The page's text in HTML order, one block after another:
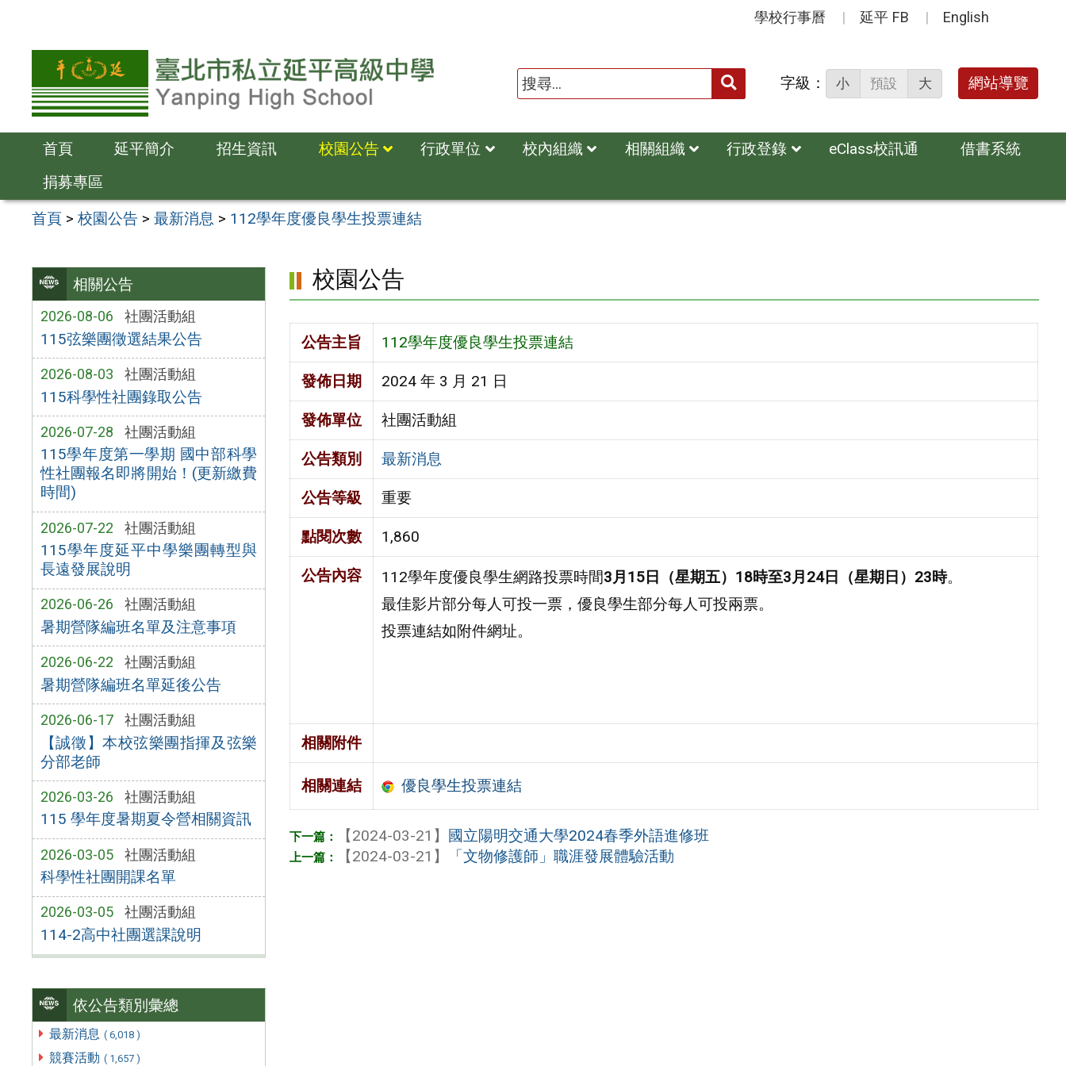
容
學校行事曆 延平 FB English
送出 字級： 小 預設 大 網站導覽
首頁 延平簡介 招生資訊 校園公告 行政單位 校內組織 相關組織 行政登錄 eClass校訊通
借書系統
捐募專區
首頁 >校園公告 >最新消息 > 112學年度優良學生投票連結
相關公告
2026-08-06 社團活動組
115弦樂團徵選結果公告
2026-08-03 社團活動組
115科學性社團錄取公告
2026-07-28 社團活動組
115學年度第一學期 國中部科學
性社團報名即將開始！(更新繳費
時間)
2026-07-22 社團活動組
115學年度延平中學樂團轉型與
長遠發展說明
2026-06-26 社團活動組
暑期營隊編班名單及注意事項
2026-06-22 社團活動組
暑期營隊編班名單延後公告
2026-06-17 社團活動組
【誠徵】本校弦樂團指揮及弦樂
分部老師
2026-03-26 社團活動組
115 學年度暑期夏令營相關資訊
2026-03-05 社團活動組
科學性社團開課名單
2026-03-05 社團活動組
114-2高中社團選課說明
依公告類別彙總
最新消息 ( 6,018 )
競賽活動 ( 1,657 )
校園公告
公告主旨 112學年度優良學生投票連結
發佈日期 2024 年 3 月 21 日
發佈單位 社團活動組
公告類別 最新消息
公告等級 重要
點閱次數 1,860
公告內容 112學年度優良學生網路投票時間3月15日（星期五）18時至3月24日（星期日）23時。
最佳影片部分每人可投一票，優良學生部分每人可投兩票。
投票連結如附件網址。
相關附件
相關連結 優良學生投票連結
【2024-03-21】 國立陽明交通大學2024春季外語進修班
【2024-03-21】
「文物修護師」職涯發展體驗活動